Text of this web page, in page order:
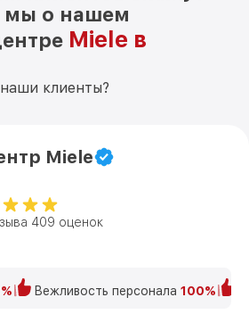
мы о нашем
Miele в
клиенты?
Miele
409 оценок
Вежливость персонала 100%